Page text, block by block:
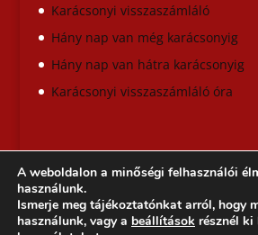
Karácsonyi visszaszámláló
Hány nap van még karácsonyig
Hány nap van hátra karácsonyig
Karácsonyi visszaszámláló óra
A weboldalon a minőségi felhasználói
használunk.
Ismerje meg tájékoztatónkat arról, hogy
használunk, vagy a beállítások résznél